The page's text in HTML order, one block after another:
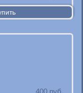
400 руб.